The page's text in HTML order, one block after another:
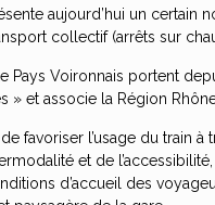
aujourd’hui un
collectif (arrêts sur
Pays Voironnais portent
» et associe la Région
favoriser l’usage du train à
et de l’accessibilité,
d’accueil des